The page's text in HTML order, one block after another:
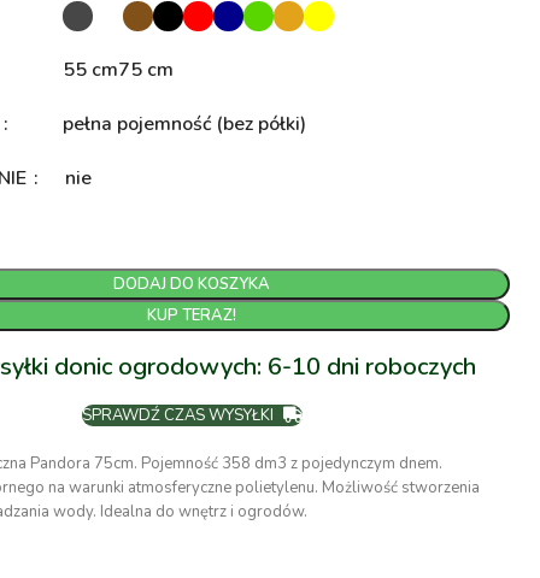
55 cm75 cm
pełna pojemność (bez półki)
nie
DODAJ DO KOSZYKA
KUP TERAZ!
donic ogrodowych: 6-10 dni roboczych
SPRAWDŹ CZAS WYSYŁKI
Pandora 75cm. Pojemność 358 dm3 z pojedynczym dnem.
na warunki atmosferyczne polietylenu. Możliwość stworzenia
wody. Idealna do wnętrz i ogrodów.